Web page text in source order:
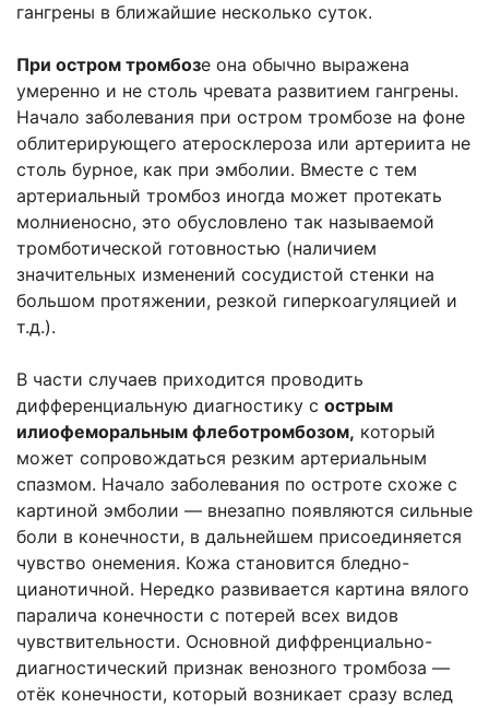
гангрены в ближайшие несколько суток.
При остром тромбозе она обычно выражена
умеренно и не столь чревата развитием гангрены.
Начало заболевания при остром тромбозе на фоне
облитерирующего атеросклероза или артериита не
столь бурное, как при эмболии. Вместе с тем
артериальный тромбоз иногда может протекать
молниеносно, это обусловлено так называемой
тромботической готовностью (наличием
значительных изменений сосудистой стенки на
большом протяжении, резкой гиперкоагуляцией и
т.д.).
В части случаев приходится проводить
дифференциальную диагностику с острым
илиофеморальным флеботромбозом, который
может сопровождаться резким артериальным
спазмом. Начало заболевания по остроте схоже с
картиной эмболии — внезапно появляются сильные
боли в конечности, в дальнейшем присоединяется
чувство онемения. Кожа становится бледно-
цианотичной. Нередко развивается картина вялого
паралича конечности с потерей всех видов
чувствительности. Основной диффренциально-
диагностический признак венозного тромбоза —
отёк конечности, который возникает сразу вслед